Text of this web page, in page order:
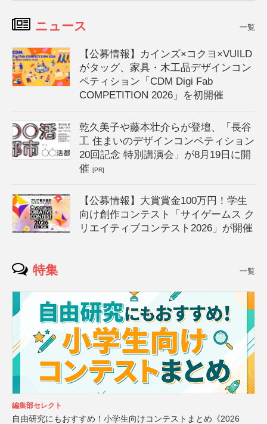
ニュース 一覧
【公募情報】カインズ×コクヨ×VUILD
がタッグ、家具・木工品デザインコン
ペティション「CDM Digi Fab
COMPETITION 2026」を初開催
乾久美子や藤本壮介らが登壇、「長谷
工 住まいのデザインコンペティション
20回記念 特別講演会」が8月19日に開
催[PR]
【公募情報】大賞賞金100万円！学生
向け創作コンテスト「サイゲームス ク
リエイティブコンテスト2026」が開催
特集 一覧
編集部セレクト
自由研究にもおすすめ！小学生向けコンテストまとめ《2026